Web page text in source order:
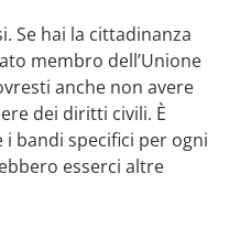
Se hai la cittadinanza
membro dell’Unione
anche non avere
dei diritti civili. È
bandi specifici per ogni
esserci altre